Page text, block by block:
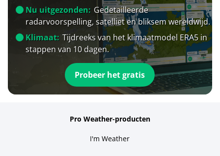
Nu uitgezonden: Gedetailleerde
radarvoorspelling, satelliet en bliksem wereldwijd.
Klimaat: Tijdreeks van het klimaatmodel ERA5 in
stappen van 10 dagen.
Probeer het gratis
Pro Weather-producten
I'm Weather